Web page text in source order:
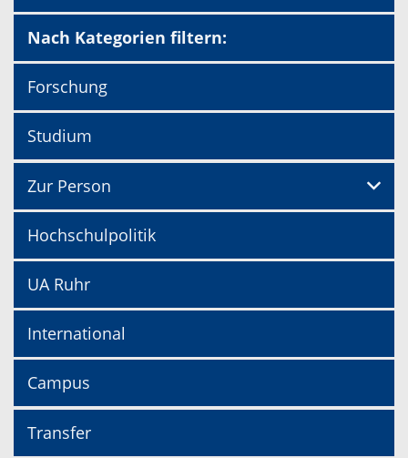
Nach Kategorien filtern:
Forschung
Studium
Zur Person
Hochschulpolitik
UA Ruhr
International
Campus
Transfer